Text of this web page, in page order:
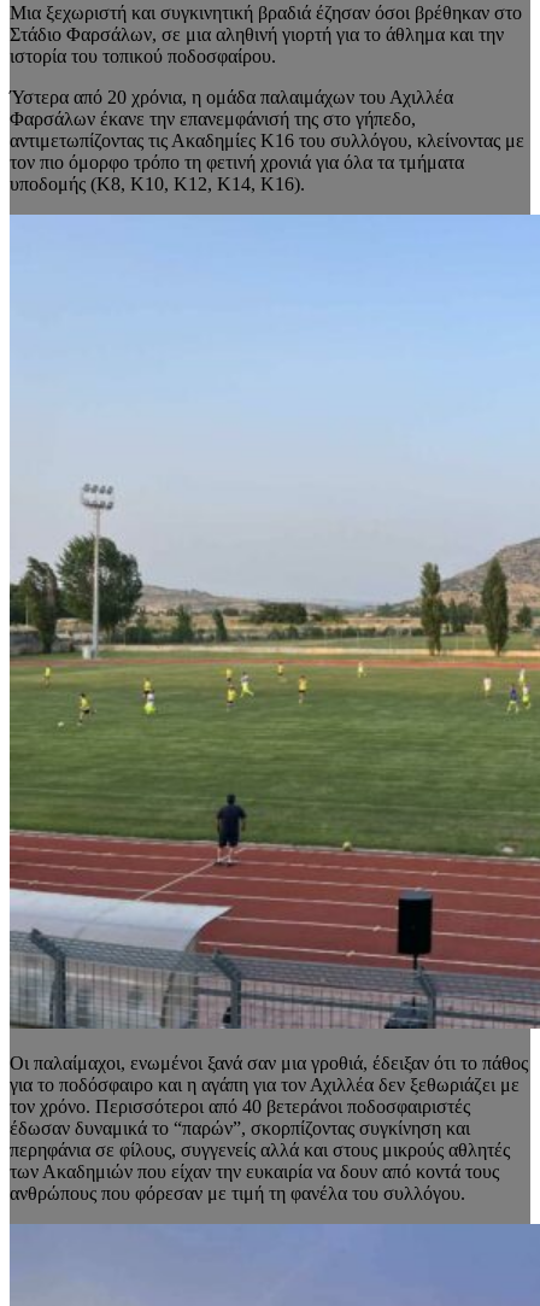
Μια ξεχωριστή και συγκινητική βραδιά έζησαν όσοι βρέθηκαν στο
Στάδιο Φαρσάλων, σε μια αληθινή γιορτή για το άθλημα και την
ιστορία του τοπικού ποδοσφαίρου.
Ύστερα από 20 χρόνια, η ομάδα παλαιμάχων του Αχιλλέα
Φαρσάλων έκανε την επανεμφάνισή της στο γήπεδο,
αντιμετωπίζοντας τις Ακαδημίες K16 του συλλόγου, κλείνοντας με
τον πιο όμορφο τρόπο τη φετινή χρονιά για όλα τα τμήματα
υποδομής (K8, K10, K12, K14, K16).
Οι παλαίμαχοι, ενωμένοι ξανά σαν μια γροθιά, έδειξαν ότι το πάθος
για το ποδόσφαιρο και η αγάπη για τον Αχιλλέα δεν ξεθωριάζει με
τον χρόνο. Περισσότεροι από 40 βετεράνοι ποδοσφαιριστές
έδωσαν δυναμικά το “παρών”, σκορπίζοντας συγκίνηση και
περηφάνια σε φίλους, συγγενείς αλλά και στους μικρούς αθλητές
των Ακαδημιών που είχαν την ευκαιρία να δουν από κοντά τους
ανθρώπους που φόρεσαν με τιμή τη φανέλα του συλλόγου.